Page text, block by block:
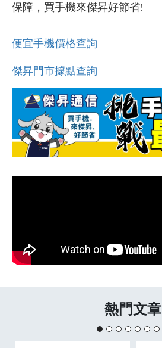
保障，買手機來傑昇好節省!
便宜手機價格查詢
傑昇門市據點查詢
熱門文章